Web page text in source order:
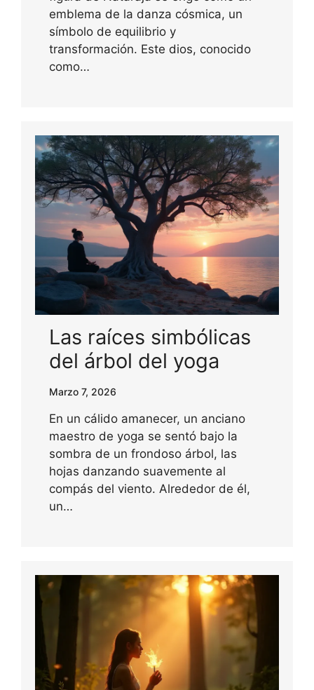
emblema de la danza cósmica, un
símbolo de equilibrio y
transformación. Este dios, conocido
como…
Las raíces simbólicas
del árbol del yoga
Marzo 7, 2026
En un cálido amanecer, un anciano
maestro de yoga se sentó bajo la
sombra de un frondoso árbol, las
hojas danzando suavemente al
compás del viento. Alrededor de él,
un…